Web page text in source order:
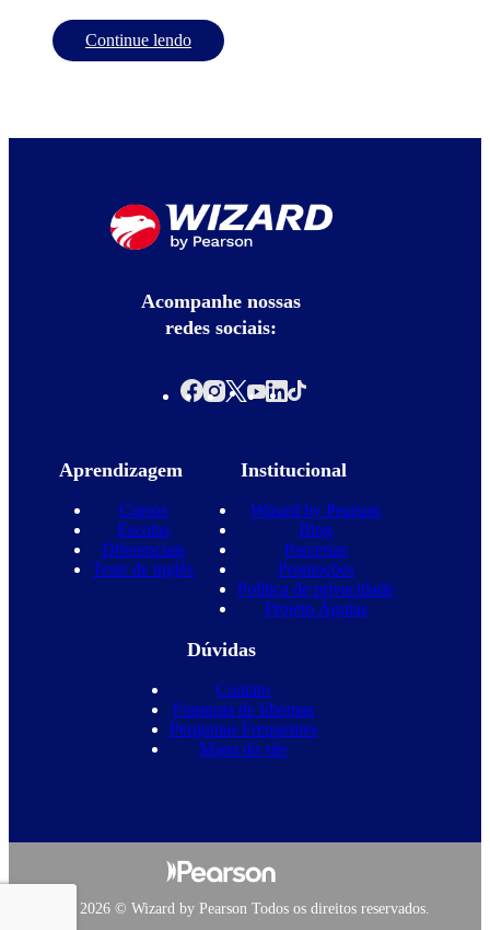
Continue lendo
Acompanhe nossas
redes sociais:
Aprendizagem
Cursos
Escolas
Diferenciais
Teste de inglês
Institucional
Wizard by Pearson
Blog
Parcerias
Promoções
Política de privacidade
Projeto Águias
Dúvidas
Contato
Franquia de Idiomas
Perguntas Frequentes
Mapa do site
Copyright 2026 © Wizard by Pearson Todos os direitos reservados.